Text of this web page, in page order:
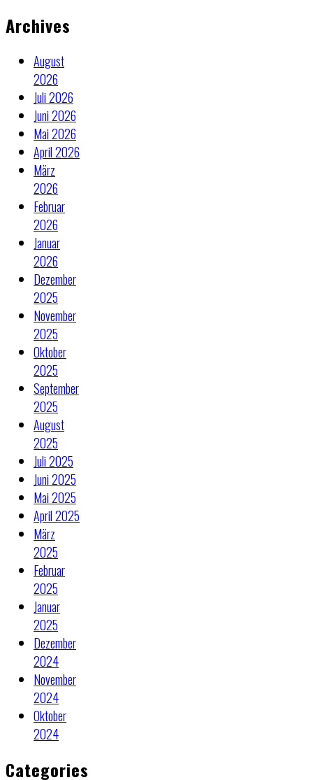
Archives
August
2026
Juli 2026
Juni 2026
Mai 2026
April 2026
März
2026
Februar
2026
Januar
2026
Dezember
2025
November
2025
Oktober
2025
September
2025
August
2025
Juli 2025
Juni 2025
Mai 2025
April 2025
März
2025
Februar
2025
Januar
2025
Dezember
2024
November
2024
Oktober
2024
Categories